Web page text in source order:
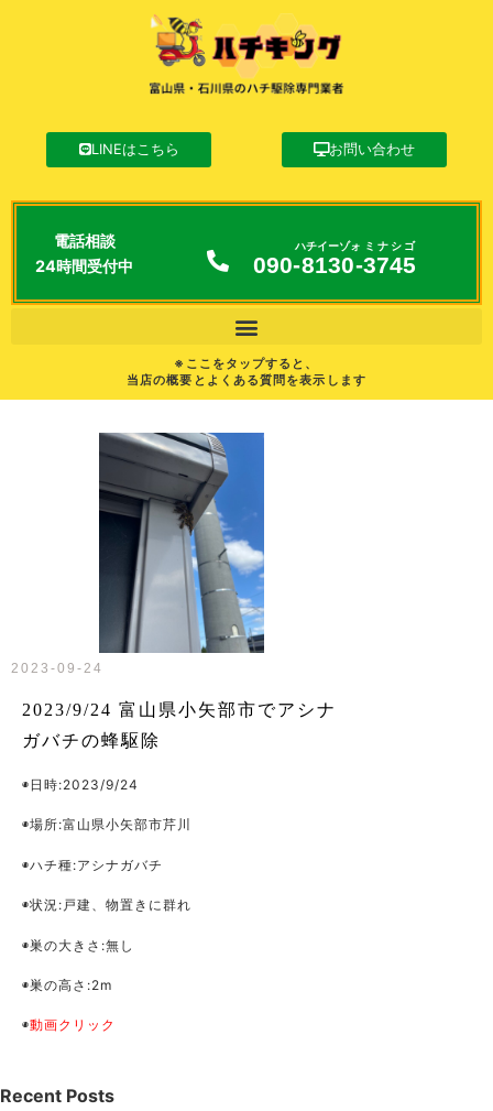
LINEはこちら お問い合わせ
電話相談
24時間受付中
090-8130
ハチイーゾォ
-3745
ミナシゴ
※ここをタップすると、
当店の概要とよくある質問を表示します
2023-09-24
2023/9/24 富山県小矢部市でアシナ
ガバチの蜂駆除
◉日時:2023/9/24
◉場所:富山県小矢部市芹川
◉ハチ種:アシナガバチ
◉状況:戸建、物置きに群れ
◉巣の大きさ :無し
◉巣の高さ :2m
◉動画クリック
Recent Posts